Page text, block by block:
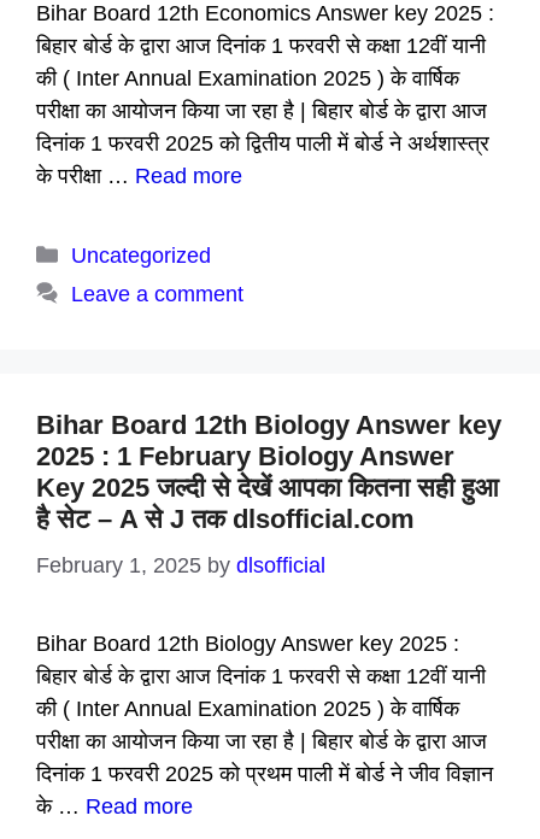
Bihar Board 12th Economics Answer key 2025 :
बिहार बोर्ड के द्वारा आज दिनांक 1 फरवरी से कक्षा 12वीं यानी
की ( Inter Annual Examination 2025 ) के वार्षिक
परीक्षा का आयोजन किया जा रहा है | बिहार बोर्ड के द्वारा आज
दिनांक 1 फरवरी 2025 को द्वितीय पाली में बोर्ड ने अर्थशास्त्र
के परीक्षा … Read more
Categories
Uncategorized
Leave a comment
Bihar Board 12th Biology Answer key
2025 : 1 February Biology Answer
Key 2025 जल्दी से देखें आपका कितना सही हुआ
है सेट – A से J तक dlsofficial.com
February 1, 2025 by dlsofficial
Bihar Board 12th Biology Answer key 2025 :
बिहार बोर्ड के द्वारा आज दिनांक 1 फरवरी से कक्षा 12वीं यानी
की ( Inter Annual Examination 2025 ) के वार्षिक
परीक्षा का आयोजन किया जा रहा है | बिहार बोर्ड के द्वारा आज
दिनांक 1 फरवरी 2025 को प्रथम पाली में बोर्ड ने जीव विज्ञान
के … Read more